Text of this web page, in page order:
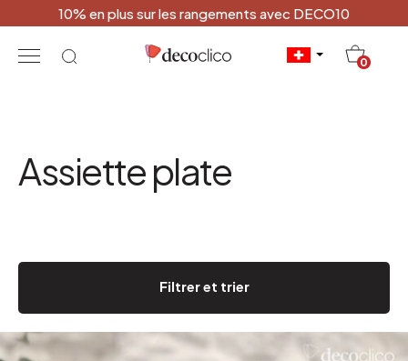
10% en plus sur les rangements avec DECO10
0
Assiette plate
Filtrer et trier